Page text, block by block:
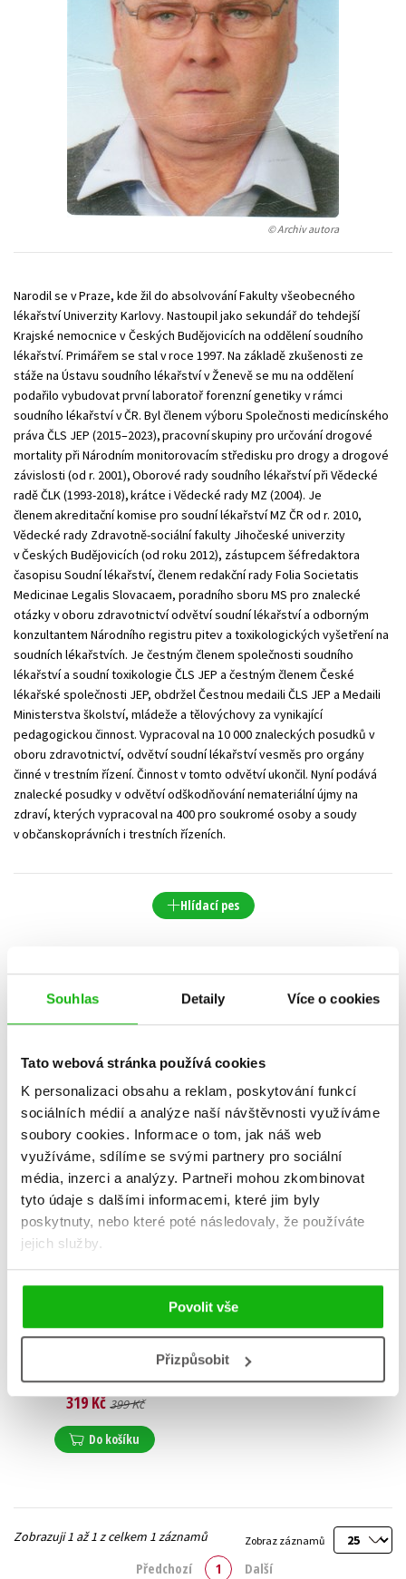
Souhlas Detaily Více o cookies
Tato webová stránka používá cookies
K personalizaci obsahu a reklam, poskytování funkcí
sociálních médií a analýze naší návštěvnosti využíváme
soubory cookies. Informace o tom, jak náš web
využíváme, sdílíme se svými partnery pro sociální
média, inzerci a analýzy. Partneři mohou zkombinovat
tyto údaje s dalšími informacemi, které jim byly
poskytnuty, nebo které poté následovaly, že používáte
jejich služby.
Povolit vše
Přizpůsobit
Young adult (SK)
Zahraniční literatura Zdraví a životní styl
Všechny tituly
© Archiv autora
Narodil se v Praze, kde žil do absolvování Fakulty všeobecného
lékařství Univerzity Karlovy. Nastoupil jako sekundář do tehdejší
Krajské nemocnice v Českých Budějovicích na oddělení soudního
lékařství. Primářem se stal v roce 1997. Na základě zkušenosti ze
stáže na Ústavu soudního lékařství v Ženevě se mu na oddělení
podařilo vybudovat první laboratoř forenzní genetiky v rámci
soudního lékařství v ČR. Byl členem výboru Společnosti medicínského
práva ČLS JEP (2015–2023), pracovní skupiny pro určování drogové
mortality při Národním monitorovacím středisku pro drogy a drogové
závislosti (od r. 2001), Oborové rady soudního lékařství při Vědecké
radě ČLK (1993-2018), krátce i Vědecké rady MZ (2004). Je
členem akreditační komise pro soudní lékařství MZ ČR od r. 2010,
Vědecké rady Zdravotně-sociální fakulty Jihočeské univerzity
v Českých Budějovicích (od roku 2012), zástupcem šéfredaktora
časopisu Soudní lékařství, členem redakční rady Folia Societatis
Medicinae Legalis Slovacaem, poradního sboru MS pro znalecké
otázky v oboru zdravotnictví odvětví soudní lékařství a odborným
konzultantem Národního registru pitev a toxikologických vyšetření na
soudních lékařstvích. Je čestným členem společnosti soudního
lékařství a soudní toxikologie ČLS JEP a čestným členem České
lékařské společnosti JEP, obdržel Čestnou medaili ČLS JEP a Medaili
Ministerstva školství, mládeže a tělovýchovy za vynikající
pedagogickou činnost. Vypracoval na 10 000 znaleckých posudků v
oboru zdravotnictví, odvětví soudní lékařství vesměs pro orgány
činné v trestním řízení. Činnost v tomto odvětví ukončil. Nyní podává
znalecké posudky v odvětví odškodňování nemateriální újmy na
zdraví, kterých vypracoval na 400 pro soukromé osoby a soudy
v občanskoprávních i trestních řízeních.
Hlídací pes
Datum vydání Prodejnost
Název
Tady Vorel, pitevna
František Vorel
319 Kč399 Kč
Do košíku
Zobraz záznamů
Zobrazuji 1 až 1 z celkem 1 záznamů
Předchozí 1 Další